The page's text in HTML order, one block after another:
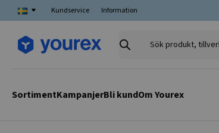
Kundservice Information
Sök
SortimentKampanjerBli kundOm Yourex